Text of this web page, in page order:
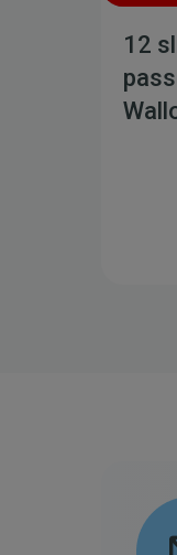
12